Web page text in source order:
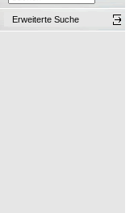
Erweiterte Suche